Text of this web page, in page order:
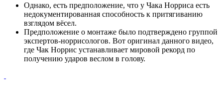
Однако, есть предположение, что у Чака Норриса есть
недокументированная способность к притягиванию
взглядом вёсел.
Предположение о монтаже было подтверждено группой
экспертов-норрисологов. Вот оригинал данного видео,
где Чак Норрис устанавливает мировой рекорд по
получению ударов веслом в голову.